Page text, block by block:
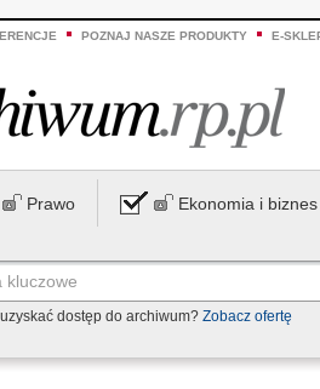
POZNAJ NASZE PRODUKTY E-
Prawo Ekonomia i biznes
dostęp do archiwum? Zobacz ofertę